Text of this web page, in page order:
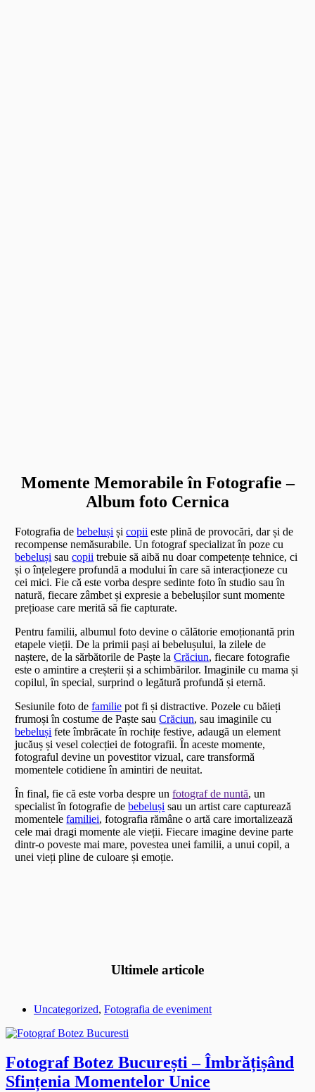
Momente Memorabile în Fotografie –
Album foto Cernica
Fotografia debebeluși șicopii este plină de provocări, dar și de
recompense nemăsurabile. Un fotograf specializat în poze cu
bebeluși saucopii trebuie să aibă nu doar competențe tehnice, ci
și o înțelegere profundă a modului în care să interacționeze cu
cei mici. Fie că este vorba despre sedinte foto în studio sau în
natură, fiecare zâmbet și expresie a bebelușilor sunt momente
prețioase care merită să fie capturate.
Pentru familii, albumul foto devine o călătorie emoționantă prin
etapele vieții. De la primii pași ai bebelușului, la zilele de
naștere, de la sărbătorile de Paște laCrăciun, fiecare fotografie
este o amintire a creșterii și a schimbărilor. Imaginile cu mama și
copilul, în special, surprind o legătură profundă și eternă.
Sesiunile foto defamilie pot fi și distractive. Pozele cu băieți
frumoși în costume de Paște sauCrăciun, sau imaginile cu
bebeluși fete îmbrăcate în rochițe festive, adaugă un element
jucăuș și vesel colecției de fotografii. În aceste momente,
fotograful devine un povestitor vizual, care transformă
momentele cotidiene în amintiri de neuitat.
În final, fie că este vorba despre unfotograf de nuntă, un
specialist în fotografie debebeluși sau un artist care capturează
momentelefamiliei, fotografia rămâne o artă care imortalizează
cele mai dragi momente ale vieții. Fiecare imagine devine parte
dintr-o poveste mai mare, povestea unei familii, a unui copil, a
unei vieți pline de culoare și emoție.
Ultimele articole
Uncategorized, Fotografia de eveniment
Fotograf Botez București – Îmbrățișând
Sfințenia Momentelor Unice